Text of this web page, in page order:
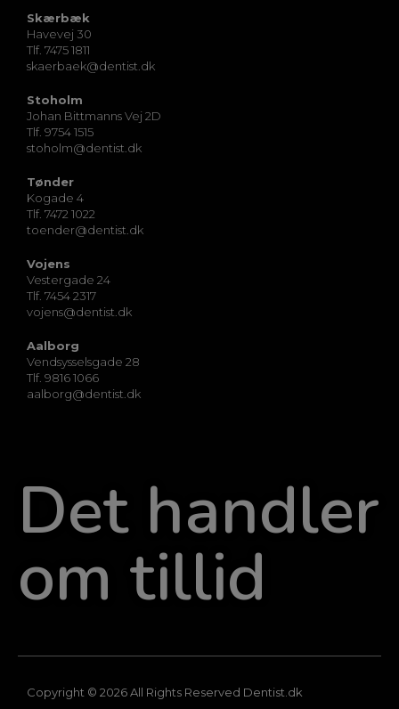
Skærbæk
Havevej 30
Tlf. 7475 1811
skaerbaek@dentist.dk
Stoholm
Johan Bittmanns Vej 2D
Tlf. 9754 1515
stoholm@dentist.dk
Tønder
Kogade 4
Tlf. 7472 1022
toender@dentist.dk
Vojens
Vestergade 24
Tlf. 7454 2317
vojens@dentist.dk
Aalborg
Vendsysselsgade 28
Tlf. 9816 1066
aalborg@dentist.dk
Det handler
om tillid
Copyright © 2026 All Rights Reserved Dentist.dk